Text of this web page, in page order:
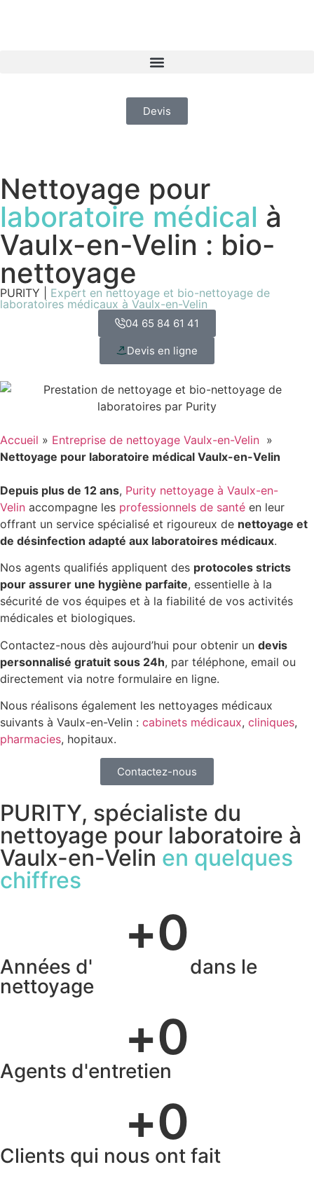
Devis
Nettoyage pour
laboratoire médical à
Vaulx-en-Velin : bio-
nettoyage
PURITY | Expert en nettoyage et bio-nettoyage de
laboratoires médicaux à Vaulx-en-Velin
04 65 84 61 41
Devis en ligne
Accueil » Entreprise de nettoyage Vaulx-en-Velin »
Nettoyage pour laboratoire médical Vaulx-en-Velin
Depuis plus de 12 ans, Purity nettoyage à Vaulx-en-
Velin accompagne les professionnels de santé en leur
offrant un service spécialisé et rigoureux de nettoyage et
de désinfection adapté aux laboratoires médicaux.
Nos agents qualifiés appliquent des protocoles stricts
pour assurer une hygiène parfaite, essentielle à la
sécurité de vos équipes et à la fiabilité de vos activités
médicales et biologiques.
Contactez-nous dès aujourd’hui pour obtenir un devis
personnalisé gratuit sous 24h, par téléphone, email ou
directement via notre formulaire en ligne.
Nous réalisons également les nettoyages médicaux
suivants à Vaulx-en-Velin : cabinets médicaux, cliniques,
pharmacies, hopitaux.
Contactez-nous
PURITY, spécialiste du
nettoyage pour laboratoire à
Vaulx-en-Velin en quelques
chiffres
+0
Années d'
dans le
nettoyage
+0
Agents d'entretien
+0
Clients qui nous ont fait
confiance